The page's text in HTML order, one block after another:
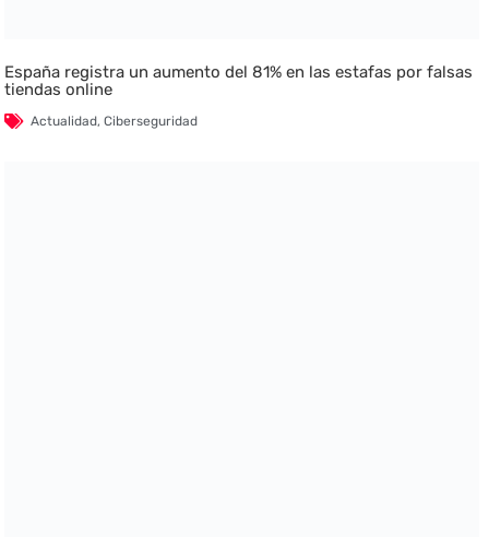
España registra un aumento del 81% en las estafas por falsas
tiendas online
Actualidad,Ciberseguridad